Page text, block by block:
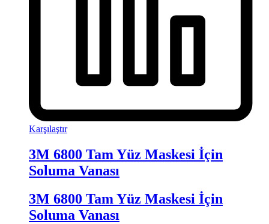
Karşılaştır
3M 6800 Tam Yüz Maskesi İçin
Soluma Vanası
3M 6800 Tam Yüz Maskesi İçin
Soluma Vanası